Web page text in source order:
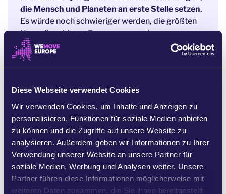
Diese Webseite verwendet Cookies
Wir verwenden Cookies, um Inhalte und Anzeigen zu
personalisieren, Funktionen für soziale Medien anbieten
zu können und die Zugriffe auf unsere Website zu
analysieren. Außerdem geben wir Informationen zu Ihrer
Verwendung unserer Website an unsere Partner für
soziale Medien, Werbung und Analysen weiter. Unsere
Partner führen diese Informationen möglicherweise mit
weiteren Daten zusammen, die Sie ihnen bereitgestellt
die Mensch und Planeten an erste Stelle setzen.
Es würde noch schwieriger werden, die größten
Umweltprobleme Europas anzugehen.
Umweltorganisationen sind nur der Anfang, denn
sie planen, auch die Finanzierung für alle anderen
Gruppen zu beschneiden – einschließlich derer,
verteidigen. [4]
Dies ist nicht das erste Mal, dass die EU versucht,
Organisationen, die die Bürgerinnen und Bürger
vertreten, die Mittel zu entziehen. Im Jahr 2021
versuchte die Kommission, die Mittel für
Gesundheits-NGOs zu kürzen, aber der starke
Widerstand der betroffenen Gruppen, unterstützt
von Mitgliedern des Europäischen Parlaments